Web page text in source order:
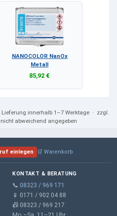
NANOCOLOR NanOx
Metall
85,92 €
Lieferung innerhalb 1–7 Werktage · zzgl.
abweichend angegeben
einlegen 🛒 Warenkorb
KONTAKT & BERATUNG
📞 08323 / 969 171
📱 0171 / 902 04 88
📠 08323 / 969 217